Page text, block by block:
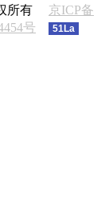
所有
京ICP备
号 51La